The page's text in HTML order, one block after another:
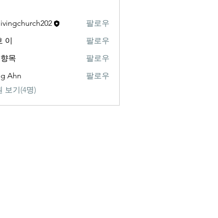
팔로우
이
팔로우
목
팔로우
Ahn
팔로우
보기(4명)